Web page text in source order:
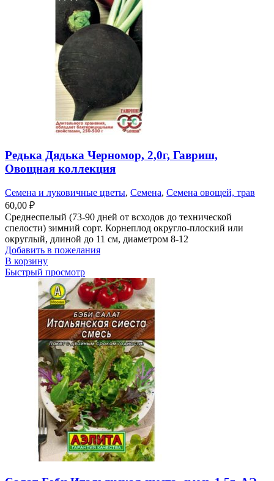
Редька Дядька Черномор, 2,0г, Гавриш,
Овощная коллекция
Семена и луковичные цветы, Семена, Семена овощей, трав
60,00 ₽
Среднеспелый (73-90 дней от всходов до технической
спелости) зимний сорт. Корнеплод округло-плоский или
округлый, длиной до 11 см, диаметром 8-12
Добавить в пожелания
В корзину
Быстрый просмотр